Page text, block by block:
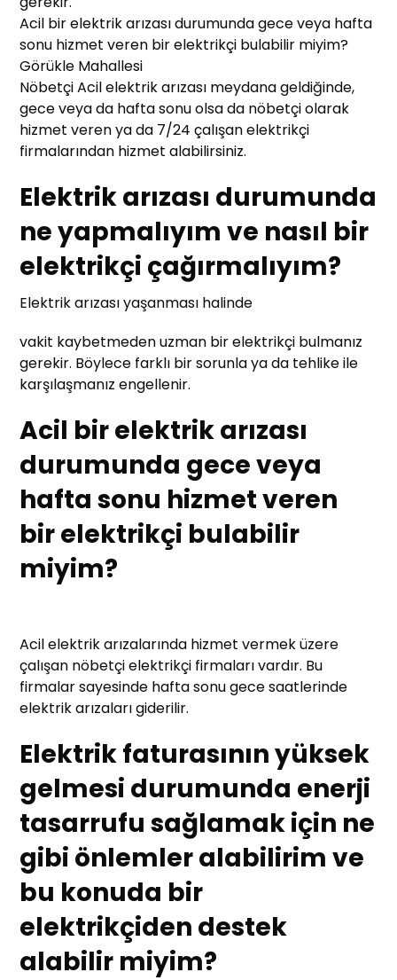
Acil bir elektrik arızası durumunda gece veya hafta
sonu hizmet veren bir elektrikçi bulabilir miyim?
Görükle Mahallesi
Nöbetçi Acil elektrik arızası meydana geldiğinde,
gece veya da hafta sonu olsa da nöbetçi olarak
hizmet veren ya da 7/24 çalışan elektrikçi
firmalarından hizmet alabilirsiniz.
Elektrik arızası durumunda
ne yapmalıyım ve nasıl bir
elektrikçi çağırmalıyım?
Elektrik arızası yaşanması halinde
vakit kaybetmeden uzman bir elektrikçi bulmanız
gerekir. Böylece farklı bir sorunla ya da tehlike ile
karşılaşmanız engellenir.
Acil bir elektrik arızası
durumunda gece veya
hafta sonu hizmet veren
bir elektrikçi bulabilir
miyim?
Acil elektrik arızalarında hizmet vermek üzere
çalışan nöbetçi elektrikçi firmaları vardır. Bu
firmalar sayesinde hafta sonu gece saatlerinde
elektrik arızaları giderilir.
Elektrik faturasının yüksek
gelmesi durumunda enerji
tasarrufu sağlamak için ne
gibi önlemler alabilirim ve
bu konuda bir
elektrikçiden destek
alabilir miyim?